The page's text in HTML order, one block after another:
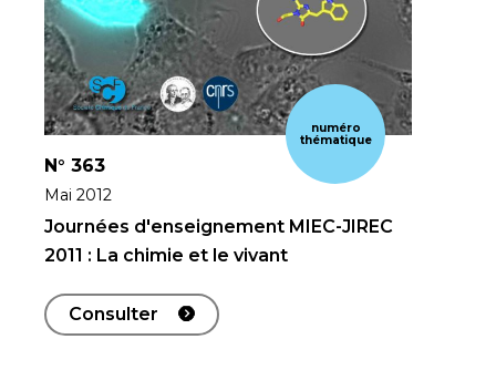
numéro
thématique
N° 363
Mai 2012
Journées d'enseignement MIEC-JIREC
2011 : La chimie et le vivant
Consulter